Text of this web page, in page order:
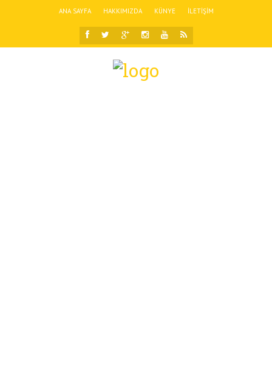
ANA SAYFA HAKKIMIZDA KÜNYE İLETIŞIM